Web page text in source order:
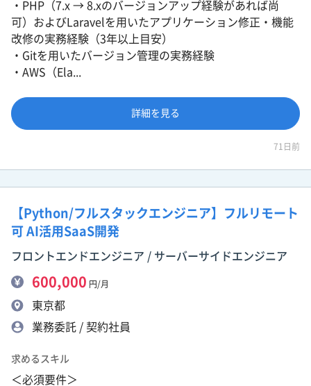
・PHP（7.x → 8.xのバージョンアップ経験があれば尚
可）およびLaravelを用いたアプリケーション修正・機能
改修の実務経験（3年以上目安）
・Gitを用いたバージョン管理の実務経験
・AWS（Ela...
詳細を見る
71日前
【Python/フルスタックエンジニア】フルリモート
可 AI活用SaaS開発
フロントエンドエンジニア / サーバーサイドエンジニア
600,000 円/月
東京都
業務委託 / 契約社員
求めるスキル
＜必須要件＞